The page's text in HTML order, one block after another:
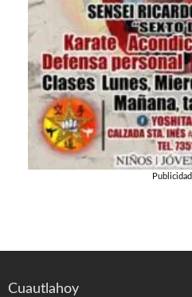
Publicidad
Cuautlahoy